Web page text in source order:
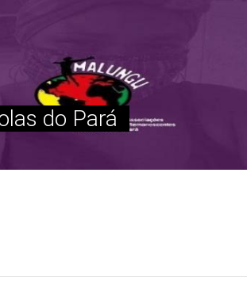
na-pesca-e-venda-de
populares no Norte de
campanh
governo à Covid-19